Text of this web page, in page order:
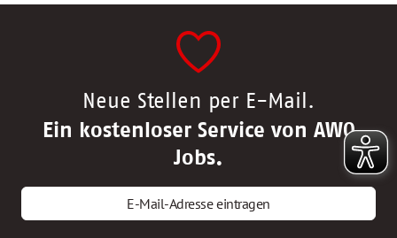
Neue Stellen per E-Mail.
Ein kostenloser Service von AWO
Jobs.
E-Mail-Adresse eintragen